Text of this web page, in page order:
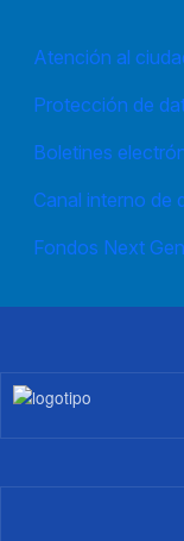
Atención al
Protección de
Boletines
Canal interno de
Fondos Next
Imagen